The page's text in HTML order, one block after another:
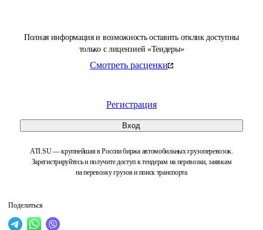
Полная информация и возможность оставить отклик доступны
только с лицензией «Тендеры»
Смотреть расценки
Регистрация
Вход
ATI.SU — крупнейшая в России биржа автомобильных грузоперевозок.
Зарегистрируйтесь и получите доступ к тендерам на перевозки, заявкам
на перевозку грузов и поиск транспорта
Поделиться